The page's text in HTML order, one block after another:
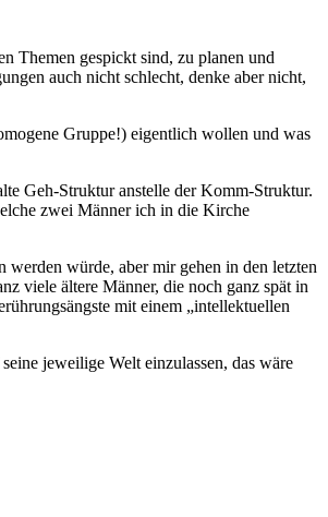
Themen gespickt sind, zu planen und
auch nicht schlecht, denke aber nicht,
Gruppe!) eigentlich wollen und was
Geh-Struktur anstelle der Komm-Struktur.
zwei Männer ich in die Kirche
würde, aber mir gehen in den letzten
viele ältere Männer, die noch ganz spät in
mit einem „intellektuellen
jeweilige Welt einzulassen, das wäre